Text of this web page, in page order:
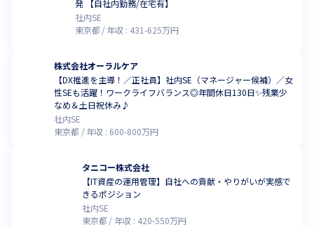
発 【自社内勤務/在宅有】
社内SE
東京都
年収 : 431-625万円
株式会社オーラルケア
【DX推進を主導！／正社員】社内SE（マネージャー候補）／女
性SEも活躍！ワークライフバランス◎年間休日130日✨残業少
なめ＆土日祝休み♪
社内SE
東京都
年収 : 600-800万円
タニコー株式会社
【IT資産の運用管理】自社への貢献・やりがいが実感で
きるポジション
社内SE
東京都
年収 : 420-550万円